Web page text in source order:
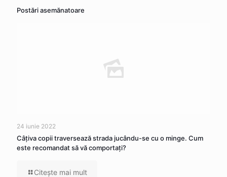
Postări asemănatoare
24 iunie 2022
Câţiva copii traversează strada jucându-se cu o minge. Cum
este recomandat să vă comportaţi?
Citeşte mai mult